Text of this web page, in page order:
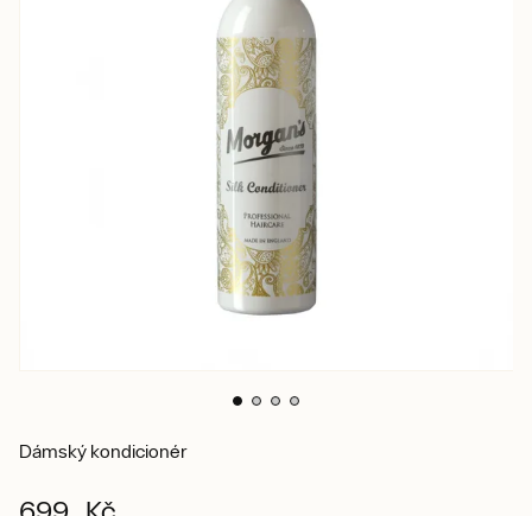
Dámský kondicionér